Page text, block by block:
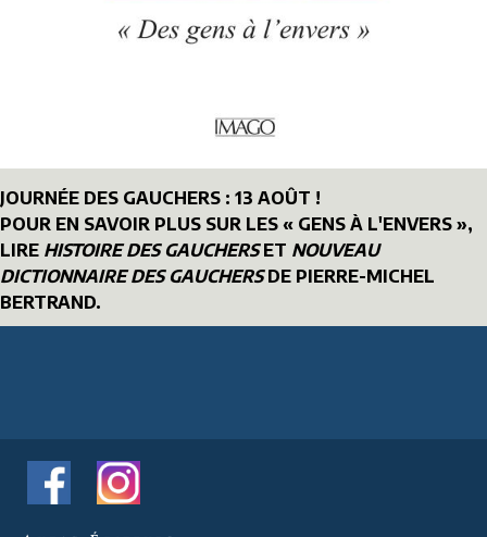
JOURNÉE DES GAUCHERS : 13 AOÛT !
POUR EN SAVOIR PLUS SUR LES « GENS À L'ENVERS »,
LIRE HISTOIRE DES GAUCHERSET NOUVEAU
DICTIONNAIRE DES GAUCHERSDE PIERRE-MICHEL
BERTRAND.